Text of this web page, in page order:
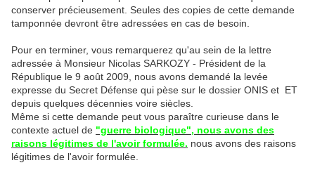
conserver précieusement. Seules des copies de cette demande
tamponnée devront être adressées en cas de besoin.
Pour en terminer, vous remarquerez qu'au sein de la lettre
adressée à Monsieur Nicolas SARKOZY - Président de la
République le 9 août 2009, nous avons demandé la levée
expresse du Secret Défense qui pèse sur le dossier ONIS et ET
depuis quelques décennies voire siècles.
Même si cette demande peut vous paraître curieuse dans le
contexte actuel de "guerre biologique", nous avons des
raisons légitimes de l'avoir formulée. nous avons des raisons
légitimes de l'avoir formulée.